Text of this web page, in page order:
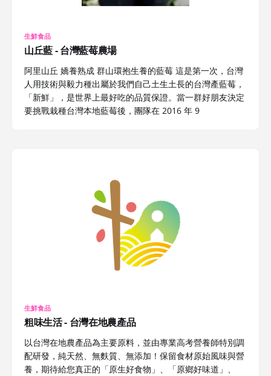
生鮮食品
山丘藍 - 台灣藍莓農場
阿里山丘 嬌養熟成 群山環抱生養的藍莓 這是第一次，台灣
人用技術與毅力種出屬於我們自己土生土長的台灣產藍莓，
「新鮮」，是世界上最好吃的品質保證。當一群好朋友決定
要挑戰栽種台灣本地藍莓後，團隊在 2016 年 9
生鮮食品
粗味生活 - 台灣在地農產品
以台灣在地農產品為主要原料，並由專業高考營養師特別調
配研發，純天然、無麩質、無添加！保留食材原始風味與營
養，期待給您真正的「原生好食物」、「原鄉好味道」、